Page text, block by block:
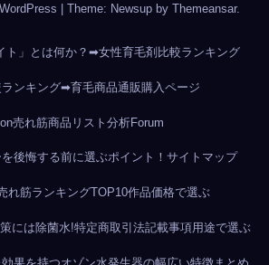
| Theme: Newsup by Themeansar.
ト」とは何か？ ➡女性育毛剤比較ランキング
ンキング➡育毛商品通販購入ページ
売れ筋商品リスト分析Forum
後悔する前に選ぶポイント！ サイトマップ
れ筋ランキングTOP10作品価格で選ぶ
には除菌水!特定商取引法記載事項用途で選ぶ